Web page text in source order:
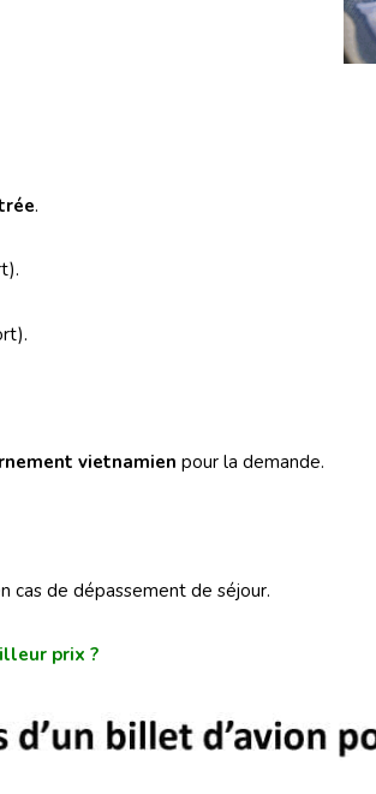
.
vietnamien pour la demande.
cas de dépassement de séjour.
prix ?